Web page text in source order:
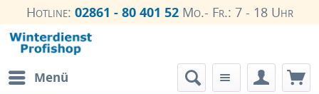
Hotline: 02861 - 80 401 52Mo.- Fr.: 7 - 18 Uhr
Menü